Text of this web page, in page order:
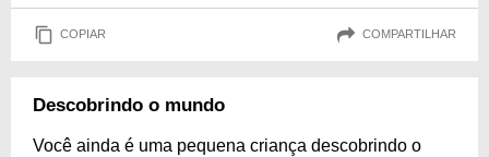
COPIAR COMPARTILHAR
Descobrindo o mundo
Você ainda é uma pequena criança descobrindo o